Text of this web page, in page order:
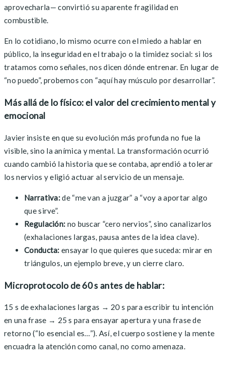
aprovecharla— convirtió su aparente fragilidad en
combustible.
En lo cotidiano, lo mismo ocurre con el miedo a hablar en
público, la inseguridad en el trabajo o la timidez social: si los
tratamos como señales, nos dicen dónde entrenar. En lugar de
“no puedo”, probemos con “aquí hay músculo por desarrollar”.
Más allá de lo físico: el valor del crecimiento mental y
emocional
Javier insiste en que su evolución más profunda no fue la
visible, sino la anímica y mental. La transformación ocurrió
cuando cambió la historia que se contaba, aprendió a tolerar
los nervios y eligió actuar al servicio de un mensaje.
Narrativa:de “me van a juzgar” a “voy a aportar algo
que sirve”.
Regulación: no buscar “cero nervios”, sino canalizarlos
(exhalaciones largas, pausa antes de la idea clave).
Conducta: ensayar lo que quieres que suceda: mirar en
triángulos, un ejemplo breve, y un cierre claro.
Microprotocolo de 60 s antes de hablar:
15 s de exhalaciones largas → 20 s para escribir tu intención
en una frase → 25 s para ensayar apertura y una frase de
retorno (“lo esencial es…”). Así, el cuerpo sostiene y la mente
encuadra la atención como canal, no como amenaza.